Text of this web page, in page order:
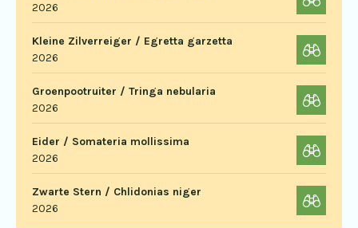
2026
Kleine Zilverreiger / Egretta garzetta
2026
Groenpootruiter / Tringa nebularia
2026
Eider / Somateria mollissima
2026
Zwarte Stern / Chlidonias niger
2026